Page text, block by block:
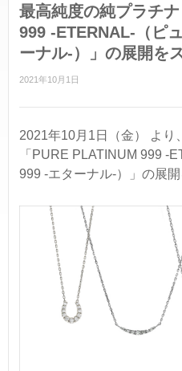
LIMITED COLLECTION（リミテッド
WATCH COLLECTION（ウォッチコレ
BACI（バチ／一粒ダイヤモンドジュエ
EME（エメ／着せ替えネックレス）
SOLOMIO（ソロミオ／イニシャルシ
AMICHETTI（アミケッティ／アニマ
ANNIVERSARY
PURE 10（ピュアテン）
BIRTHSTONE（バースストーン／誕
BABY'S（ベビーズ）
結婚指輪（マリッジリング）
レイヤード特集
HAPPY HEARTの魅力
私たちらしく選ぶ 婚約指輪・結婚指輪
Ponte Vecchioのダイヤモンドについて
ブライダルフェア
ブライダルサービス
婚約指輪・結婚指輪よくあるご質問
ブライダル来店予約
会社情報 トップ
ブランドスローガン
採用情報
ニュース&キャンペーン
オンラインショップ トップ
イヤーカフ
イヤリング
最高純度の純プラチ
999 -ETERNAL-（ピ
ーナル-）」の展開を
2021年10月1日
2021年10月1日（金） より
「PURE PLATINUM 999 -
999 -エターナル-）」の展